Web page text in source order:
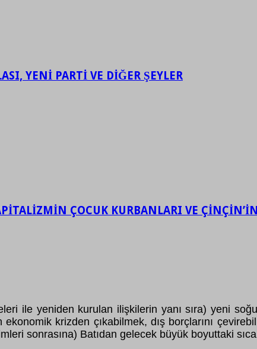
YENİ PARTİ VE DİĞER ŞEYLER
ÇOCUK KURBANLARI VE
ile yeniden kurulan ilişkilerin yanı sıra) yeni
krizden çıkabilmek, dış borçlarını
sonrasına) Batıdan gelecek büyük boyuttaki